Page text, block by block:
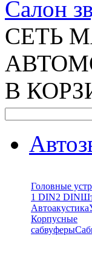
Салон
СЕТЬ
В
Головные
1 DIN2 DIN
Автоакустика
Корпусные
сабвуферы